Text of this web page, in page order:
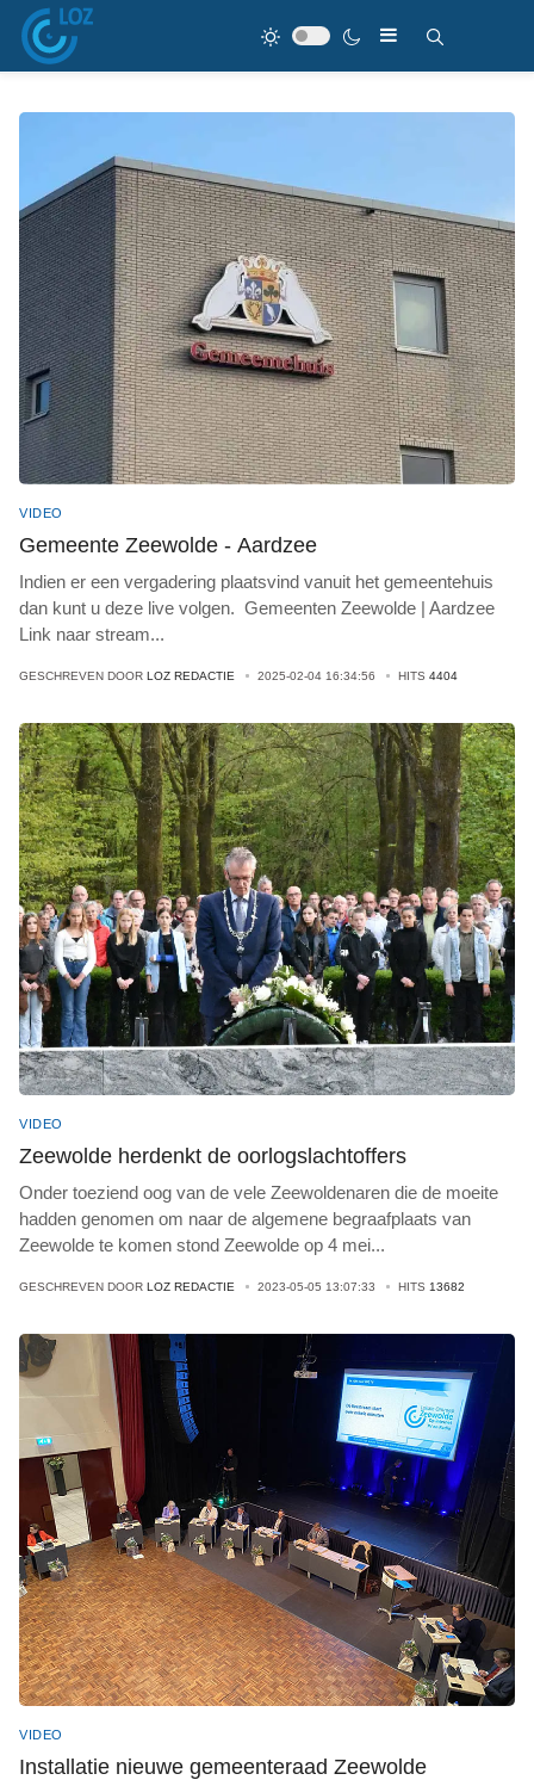
VIDEO
Gemeente Zeewolde - Aardzee
Indien er een vergadering plaatsvind vanuit het gemeentehuis
dan kunt u deze live volgen. Gemeenten Zeewolde | Aardzee
Link naar stream...
GESCHREVEN DOOR LOZ REDACTIE 2025-02-04 16:34:56 HITS 4404
VIDEO
Zeewolde herdenkt de oorlogslachtoffers
Onder toeziend oog van de vele Zeewoldenaren die de moeite
hadden genomen om naar de algemene begraafplaats van
Zeewolde te komen stond Zeewolde op 4 mei...
GESCHREVEN DOOR LOZ REDACTIE 2023-05-05 13:07:33 HITS 13682
VIDEO
Installatie nieuwe gemeenteraad Zeewolde